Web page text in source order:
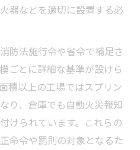
器などを適切に設置する必
防法施行令や省令で補足さ
ごとに詳細な基準が設けら
積以上の工場ではスプリン
り、倉庫でも自動火災報知
けられています。これらの
命令や罰則の対象となるた